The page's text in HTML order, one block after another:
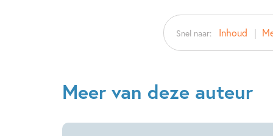
Snel naar: Inhoud
Meer van deze auteur